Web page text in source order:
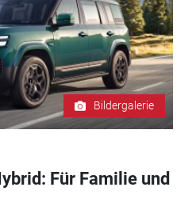
Bildergalerie
Für Familie und